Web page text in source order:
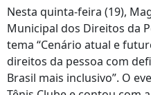
Nesta quinta-feira (19),
Municipal dos Direitos da
tema “Cenário atual e
direitos da pessoa com
Brasil mais inclusivo”. O